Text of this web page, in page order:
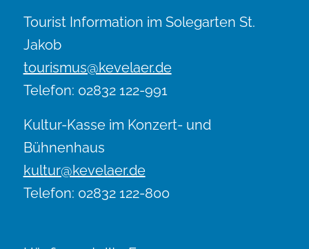
Tourist Information im Solegarten St.
Jakob
tourismus@kevelaer.de
Telefon: 02832 122-991
Kultur-Kasse im Konzert- und
Bühnenhaus
kultur@kevelaer.de
Telefon: 02832 122-800